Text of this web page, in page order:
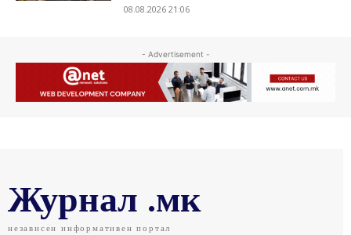
08.08.2026 21:06
- Advertisement -
Журнал .мк
независен информативен портал